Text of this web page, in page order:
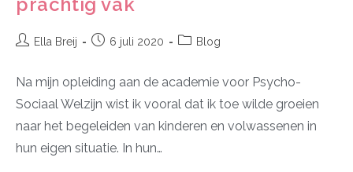
Ella Breij 6 juli 2020 Blog
Na mijn opleiding aan de academie voor Psycho-
Sociaal Welzijn wist ik vooral dat ik toe wilde groeien
naar het begeleiden van kinderen en volwassenen in
hun eigen situatie. In hun…